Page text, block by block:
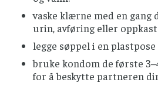
vaske klærne med en gang
urin, avføring eller
legge søppel i en
bruke kondom de første
for å beskytte partneren